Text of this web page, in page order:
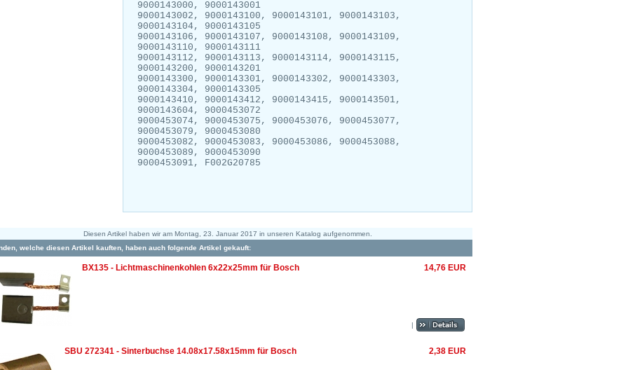
9000143000, 9000143001
9000143002, 9000143100, 9000143101, 9000143103,
9000143104, 9000143105
9000143106, 9000143107, 9000143108, 9000143109,
9000143110, 9000143111
9000143112, 9000143113, 9000143114, 9000143115,
9000143200, 9000143201
9000143300, 9000143301, 9000143302, 9000143303,
9000143304, 9000143305
9000143410, 9000143412, 9000143415, 9000143501,
9000143604, 9000453072
9000453074, 9000453075, 9000453076, 9000453077,
9000453079, 9000453080
9000453082, 9000453083, 9000453086, 9000453088,
9000453089, 9000453090
9000453091, F002G20785
Diesen Artikel haben wir am Montag, 23. Januar 2017 in unseren Katalog aufgenommen.
welche diesen Artikel kauften, haben auch folgende Artikel gekauft:
BX135 - Lichtmaschinenkohlen 6x22x25mm für Bosch 14,76 EUR
|
SBU 272341 - Sinterbuchse 14.08x17.58x15mm für Bosch 2,38 EUR